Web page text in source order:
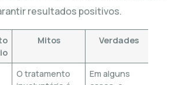
resultados positivos.
Mitos Verdades
O tratamento
Em alguns